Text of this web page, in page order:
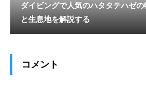
ダイビングで人気のハタタテハゼ
と生息地を解説する
コメント